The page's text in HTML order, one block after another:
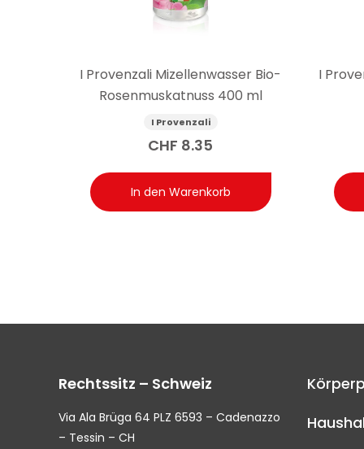
I Provenzali Mizellenwasser Bio-
Rosenmuskatnuss 400 ml
I Provenzali
CHF 8.35
In den Warenkorb
I
Rechtssitz – Schweiz
Via Ala Brüga 64 PLZ 6593 – Cadenazzo
– Tessin – CH